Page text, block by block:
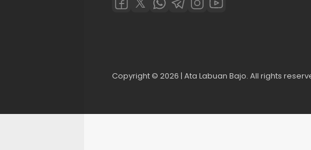
Copyright © 2026 | Ata Labuan Bajo. All rights